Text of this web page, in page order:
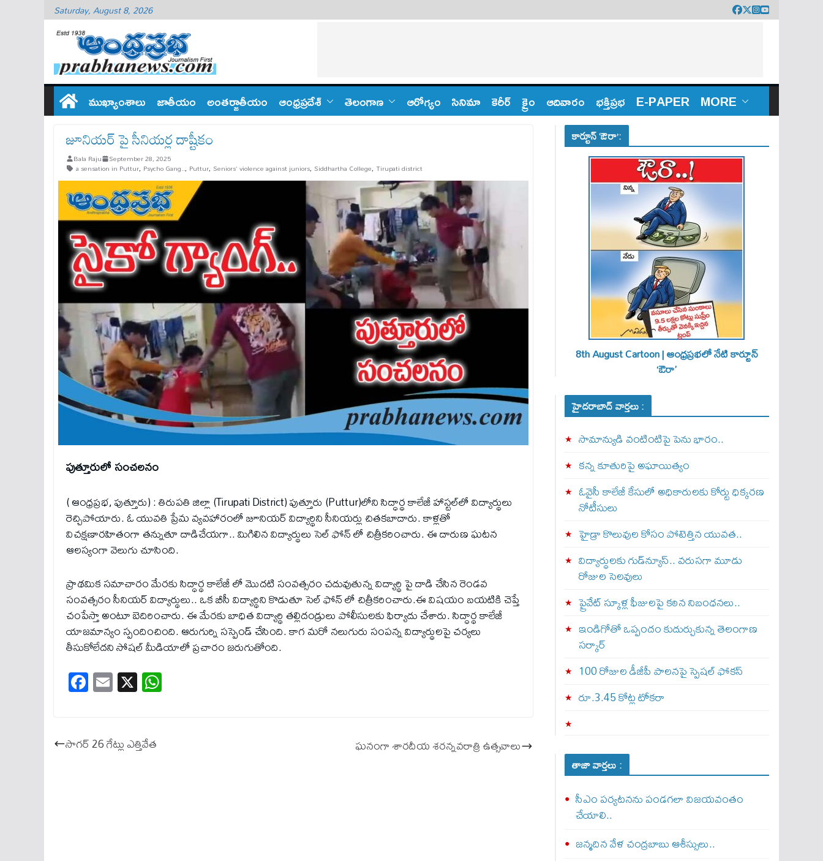
Saturday, August 8, 2026
ముఖ్యాంశాలు జాతీయం అంతర్జాతీయం ఆంధ్ర‌ప్ర‌దేశ్ తెలంగాణ‌ ఆరోగ్యం సినిమా కెరీర్ క్రైం ఆదివారం భక్తిప్రభ E-PAPER MORE
జూనియర్ పై సీనియర్ల దాష్టీకం
Bala Raju September 28, 2025
a sensation in Puttur, Psycho Gang.., Puttur, Seniors' violence against juniors, Siddhartha College, Tirupati district
పుత్తూరులో సంచలనం
( ఆంధ్రప్రభ, పుత్తూరు) : తిరుపతి జిల్లా (Tirupati District) పుత్తూరు (Puttur)లోని సిద్ధార్థ కాలేజీ హాస్టల్‌లో విద్యార్థులు
రెచ్చిపోయారు. ఓ యువతి ప్రేమ వ్యవహారంలో జూనియర్ విద్యార్థిని సీనియర్లు చితకబాదారు. కాళ్లతో
విచ‌క్షణార‌హితంగా తన్నుతూ దాడిచేయగా.. మిగిలిన విద్యార్థులు సెల్ ఫోన్ లో చిత్రీకరించారు. ఈ దారుణ ఘటన
ఆలస్యంగా వెలుగు చూసింది.
ప్రాథమిక సమాచారం మేరకు సిద్ధార్థ కాలేజీ లో మొదటి సంవత్సరం చదువుతున్న విద్యార్థి పై దాడి చేసిన రెండవ
సంవత్సరం సీనియర్ విద్యార్థులు.. ఒక బీసీ విద్యార్థిని కొడుతూ సెల్ ఫోన్ లో చిత్రీకరించారు.ఈ విషయం బయటికి చెప్తే
చంపేస్తా అంటూ బెదిరించారు. ఈ మేరకు బాధిత విద్యార్థి తల్లిదండ్రులు పోలీసులకు ఫిర్యాదు చేశారు. సిద్ధార్థ కాలేజీ
యాజమాన్యం స్పందించింది. ఆరుగుర్ని సస్పెండ్ చేసింది. కాగ మరో నలుగురు సంపన్న విద్యార్థులపై చర్యలు
తీసుకోలేదని సోషల్ మీడియాలో ప్రచారం జరుగుతోంది.
Fa
ce
ok
E
m
X
సాగ‌ర్ 26 గేట్లు ఎత్తివేత ఘ‌నంగా శార‌దీయ శ‌ర‌న్న‌వ‌రాత్రి ఉత్స‌వాలు
కార్టూన్ ‘ఔరా’:
8th August Cartoon | ఆంధ్రప్రభలో నేటి కార్టూన్
‘ఔరా’
హైదరాబాద్ వార్తలు :
సామాన్యుడి వంటింటిపై పెను భారం..
కన్న కూతురిపై అఘాయిత్యం
ఓవైసీ కాలేజీ కేసులో అధికారులకు కోర్టు ధిక్కరణ
నోటీసులు
హైడ్రా కొలువుల కోసం పోటెత్తిన యువత..
విద్యార్థులకు గుడ్‌న్యూస్.. వరుసగా మూడు
రోజుల సెలవులు
ప్రైవేట్ స్కూళ్ల ఫీజులపై కఠిన నిబంధనలు..
ఇండిగోతో ఒప్పందం కుదుర్చుకున్న తెలంగాణ
స‌ర్కార్
100 రోజుల డీజీపీ పాలనపై స్పెషల్ ఫోకస్
రూ.3.45 కోట్ల టోకరా
తాజా వార్తలు :
సీఎం పర్యటనను పండగలా విజయవంతం
చేయాలి..
జన్మదిన వేళ చంద్రబాబు ఆశీస్సులు..